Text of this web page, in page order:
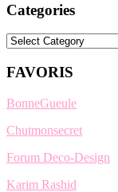
Categories
Categories
FAVORIS
BonneGueule
Chutmonsecret
Forum Deco-Design
Karim Rashid